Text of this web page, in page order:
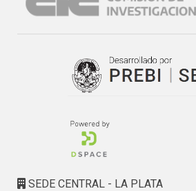
SEDE CENTRAL - LA PLATA